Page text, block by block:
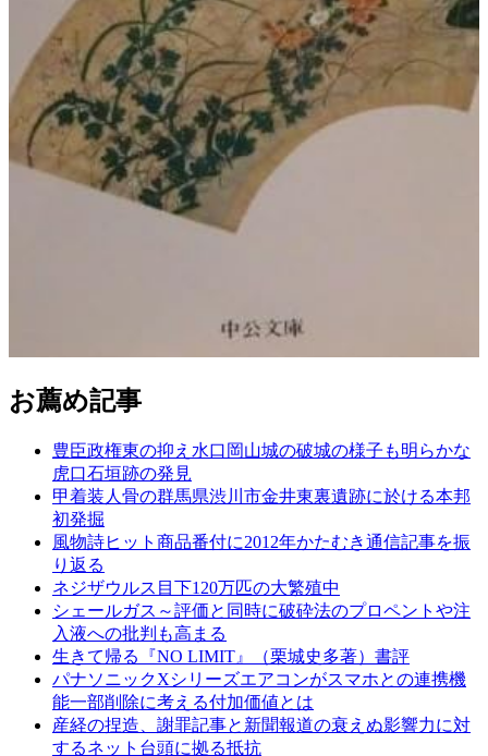
お薦め記事
豊臣政権東の抑え水口岡山城の破城の様子も明らかな
虎口石垣跡の発見
甲着装人骨の群馬県渋川市金井東裏遺跡に於ける本邦
初発掘
風物詩ヒット商品番付に2012年かたむき通信記事を振
り返る
ネジザウルス目下120万匹の大繁殖中
シェールガス～評価と同時に破砕法のプロペントや注
入液への批判も高まる
生きて帰る『NO LIMIT』（栗城史多著）書評
パナソニックXシリーズエアコンがスマホとの連携機
能一部削除に考える付加価値とは
産経の捏造、謝罪記事と新聞報道の衰えぬ影響力に対
するネット台頭に拠る抵抗